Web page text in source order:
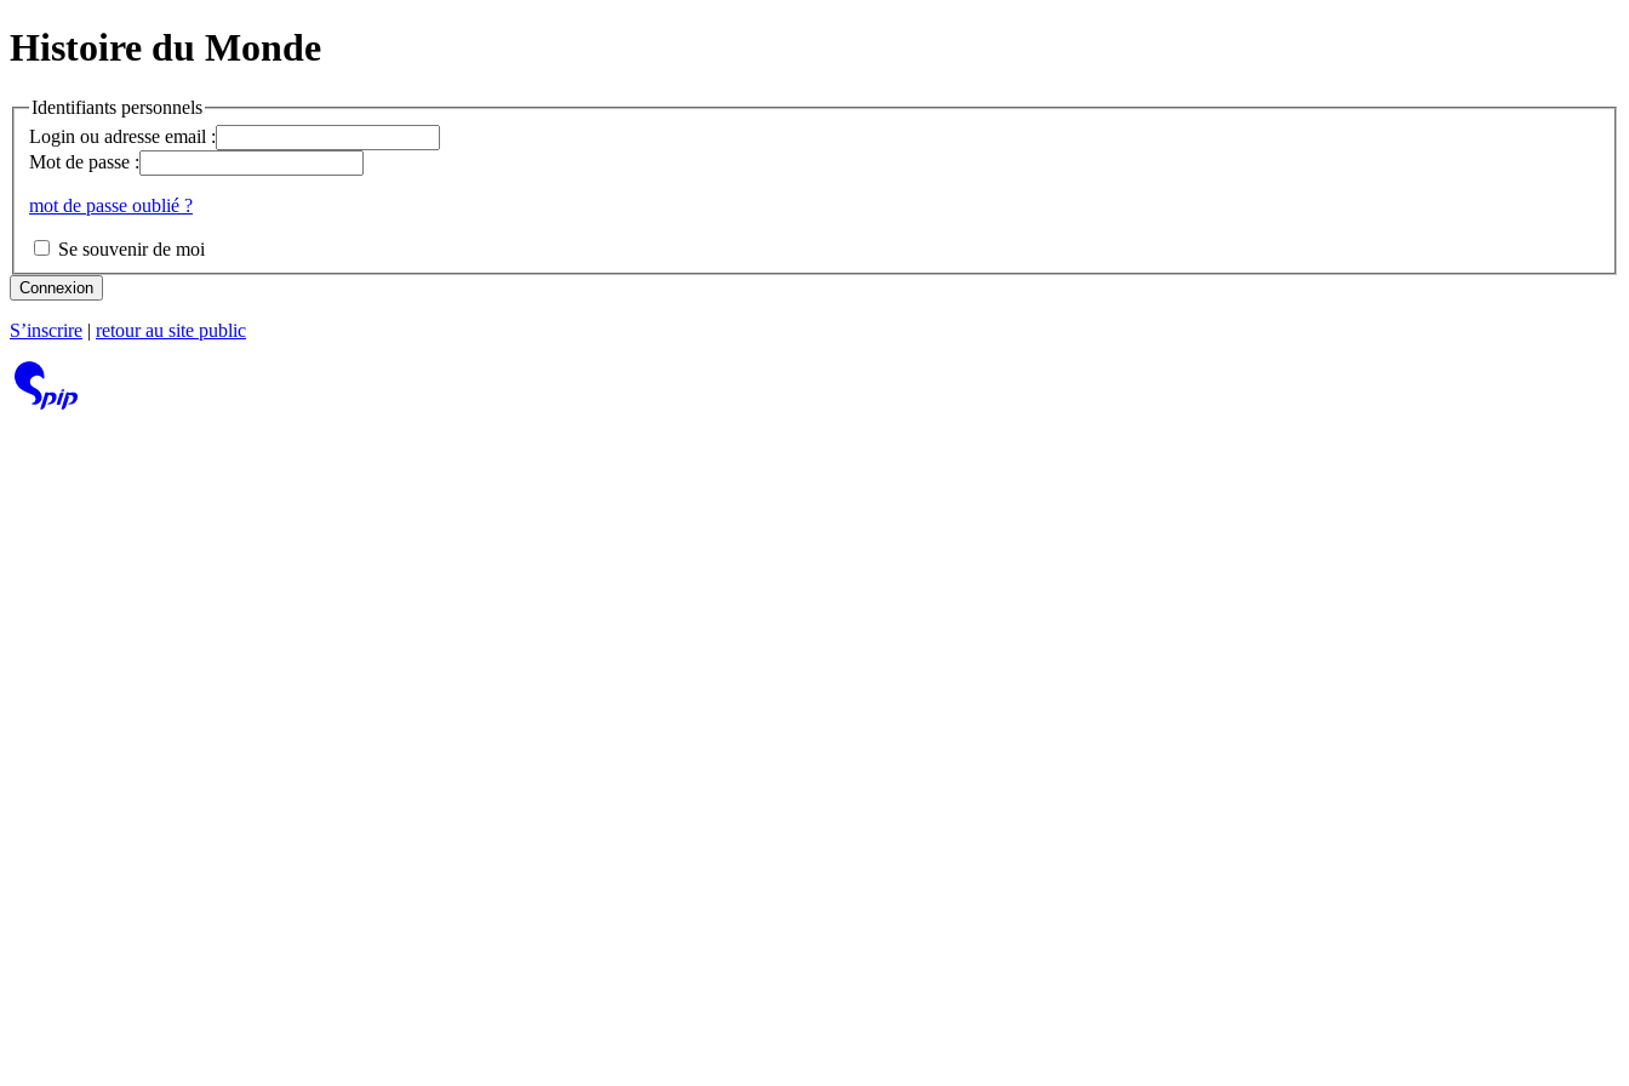
Histoire du Monde
Identifiants personnels
Login ou adresse email :
Mot de passe :
mot de passe oublié ?
Se souvenir de moi
Connexion
S’inscrire retour au site public